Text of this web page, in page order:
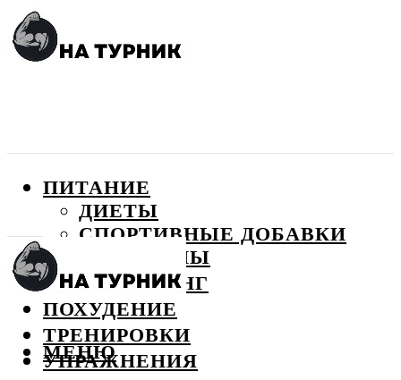
ПИТАНИЕ
ДИЕТЫ
СПОРТИВНЫЕ ДОБАВКИ
ВИТАМИНЫ
БОДИБИЛДИНГ
ПОХУДЕНИЕ
ТРЕНИРОВКИ
УПРАЖНЕНИЯ
МЕНЮ